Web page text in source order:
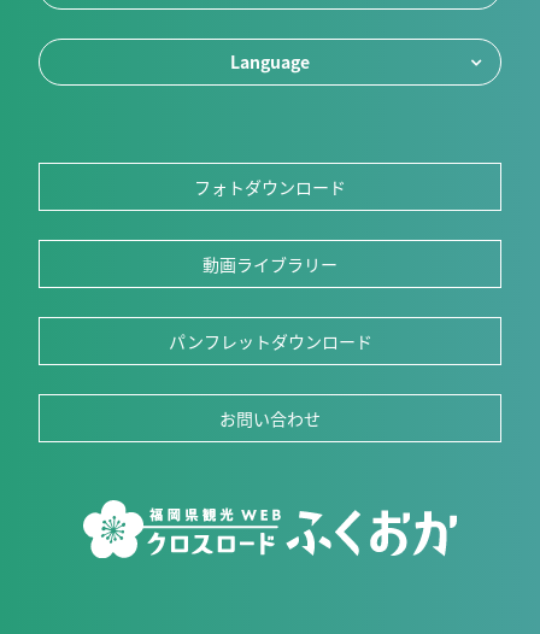
Language
フォトダウンロード
動画ライブラリー
パンフレットダウンロード
お問い合わせ